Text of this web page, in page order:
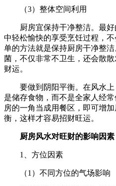
（3）整体空间利用
厨房宜保持干净整洁。最
中轻松愉快的享受烹饪过程，
单的方法就是保持厨房干净整
菌，不仅非常不卫生，还会散
财运。
要做到阴阳平衡。在风水
是储存食物，而不是全家人经
房的一角当成用餐区，即可增
衡，这样才容易招财旺运。
厨房风水对旺财的影响因素
1、方位因素
（1）不同方位的气场影响